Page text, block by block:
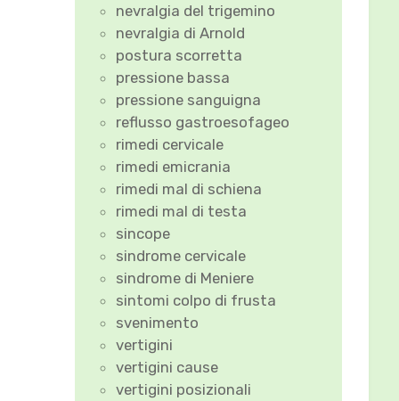
nevralgia del trigemino
nevralgia di Arnold
postura scorretta
pressione bassa
pressione sanguigna
reflusso gastroesofageo
rimedi cervicale
rimedi emicrania
rimedi mal di schiena
rimedi mal di testa
sincope
sindrome cervicale
sindrome di Meniere
sintomi colpo di frusta
svenimento
vertigini
vertigini cause
vertigini posizionali